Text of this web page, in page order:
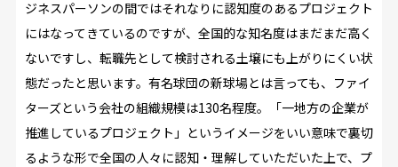
ジネスパーソンの間ではそれなりに認知度のあるプロジェクト
にはなってきているのですが、全国的な知名度はまだまだ高く
ないですし、転職先として検討される土壌にも上がりにくい状
態だったと思います。有名球団の新球場とは言っても、ファイ
ターズという会社の組織規模は130名程度。「一地方の企業が
推進しているプロジェクト」というイメージをいい意味で裏切
るような形で全国の人々に認知・理解していただいた上で、プ